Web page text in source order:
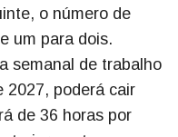
o número de
um para dois.
semanal de trabalho
2027, poderá cair
de 36 horas por